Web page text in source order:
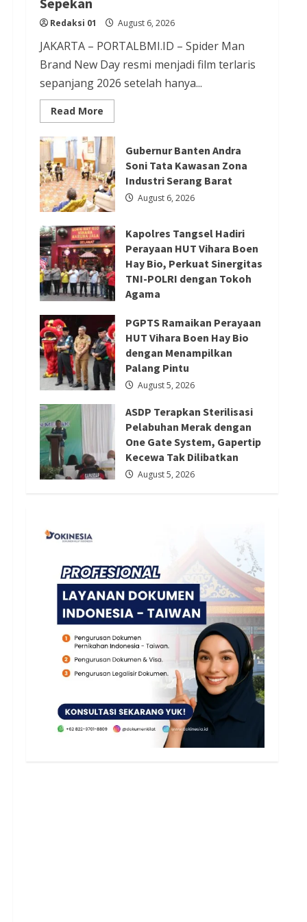
Redaksi 01
Berita Agama
Berita Nasional
Berita Sosial dan Budaya
Berita Trending
PGPTS Ramaikan Perayaan HUT
Vihara Boen Hay Bio dengan
Menampilkan Palang Pintu
Redaksi 01 August 5, 2026
Berita Ekonomi dan Bisnis
Berita Nasional
ASDP Terapkan Sterilisasi
Pelabuhan Merak dengan One
Gate System, Gapertip Kecewa
Tak Dilibatkan
Redaksi 01 August 6, 2026
JAKARTA – PORTALBMI.ID – Spider Man
Brand New Day resmi menjadi film terlaris
sepanjang 2026 setelah hanya...
Read More
more
Film
Terlaris
2026
Spider
Man
Brand
New
Day
Raup
Rp
20,6
T
dalam
Sepekan
Gubernur Banten Andra
Soni Tata Kawasan Zona
Industri Serang Barat
August 6, 2026
Kapolres Tangsel Hadiri
Perayaan HUT Vihara Boen
Hay Bio, Perkuat Sinergitas
TNI-POLRI dengan Tokoh
Agama
PGPTS Ramaikan Perayaan
HUT Vihara Boen Hay Bio
dengan Menampilkan
Palang Pintu
August 5, 2026
ASDP Terapkan Sterilisasi
Pelabuhan Merak dengan
One Gate System, Gapertip
Kecewa Tak Dilibatkan
August 5, 2026